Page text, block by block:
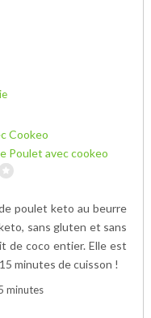
Cookeo
Poulet avec cookeo
poulet keto au beurre
sans gluten et sans
de coco entier. Elle est
minutes de cuisson !
minutes